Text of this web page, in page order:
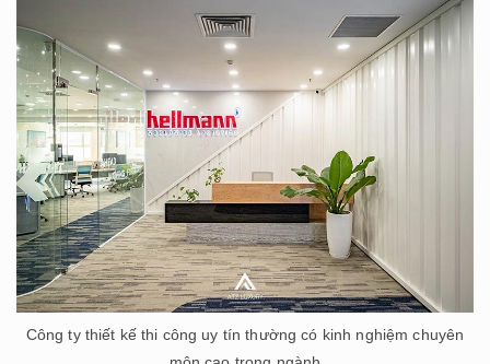
Công ty thiết kế thi công uy tín thường có kinh nghiệm chuyên